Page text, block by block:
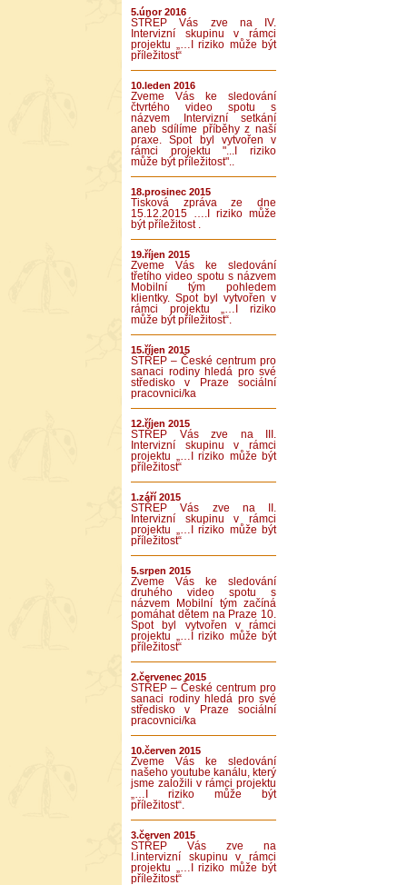
5.únor 2016
STŘEP Vás zve na IV.
Intervizní skupinu v rámci
projektu „…I riziko může být
příležitost“
10.leden 2016
Zveme Vás ke sledování
čtvrtého video spotu s
názvem Intervizní setkání
aneb sdílíme příběhy z naší
praxe. Spot byl vytvořen v
rámci projektu "...I riziko
může být příležitost"..
18.prosinec 2015
Tisková zpráva ze dne
15.12.2015 ….I riziko může
být příležitost .
19.říjen 2015
Zveme Vás ke sledování
třetího video spotu s názvem
Mobilní tým pohledem
klientky. Spot byl vytvořen v
rámci projektu „…I riziko
může být příležitost“.
15.říjen 2015
STŘEP – České centrum pro
sanaci rodiny hledá pro své
středisko v Praze sociální
pracovnici/ka
12.říjen 2015
STŘEP Vás zve na III.
Intervizní skupinu v rámci
projektu „…I riziko může být
příležitost“
1.září 2015
STŘEP Vás zve na II.
Intervizní skupinu v rámci
projektu „…I riziko může být
příležitost“
5.srpen 2015
Zveme Vás ke sledování
druhého video spotu s
názvem Mobilní tým začíná
pomáhat dětem na Praze 10.
Spot byl vytvořen v rámci
projektu „…I riziko může být
příležitost“
2.červenec 2015
STŘEP – České centrum pro
sanaci rodiny hledá pro své
středisko v Praze sociální
pracovnici/ka
10.červen 2015
Zveme Vás ke sledování
našeho youtube kanálu, který
jsme založili v rámci projektu
„…I riziko může být
příležitost“.
3.červen 2015
STŘEP Vás zve na
I.intervizní skupinu v rámci
projektu „…I riziko může být
příležitost“